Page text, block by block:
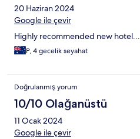
20 Haziran 2024
Google ile çevir
Highly recommended new hotel...
P, 4 gecelik seyahat
Doğrulanmış yorum
10/10 Olağanüstü
11 Ocak 2024
Google ile çevir